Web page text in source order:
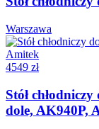
Warszawa
4549 zł
Stół
dole, AK940P,